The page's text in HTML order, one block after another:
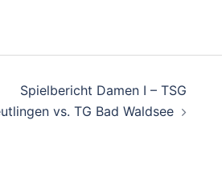
Spielbericht Damen I – TSG
vs. TG Bad Waldsee